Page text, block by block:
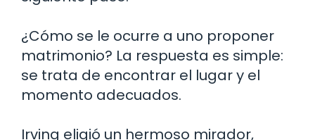
¿Cómo se le ocurre a uno proponer
matrimonio? La respuesta es simple:
se trata de encontrar el lugar y el
momento adecuados.
Irving eligió un hermoso mirador,